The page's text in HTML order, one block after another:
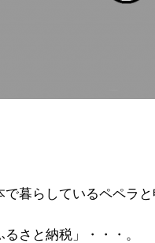
暮らしているペペラと
さと納税」・・・。